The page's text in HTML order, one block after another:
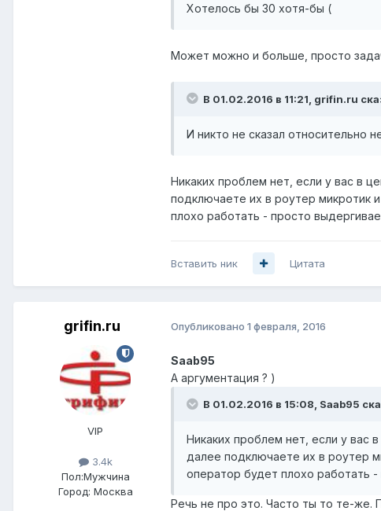
Хотелось бы 30 хотя-бы (
Может можно и больше, просто
В 01.02.2016 в 11:21, grifin.ru
И никто не сказал относительно
Никаких проблем нет, если у вас в
подключаете их в роутер микротик
плохо работать - просто
Вставить ник Цитата
grifin.ru
VIP
3.4k
Пол:Мужчина
Город: Москва
Опубликовано 1 февраля, 2016
Saab95
А аргументация ? )
В 01.02.2016 в 15:08, Saab95
Никаких проблем нет, если у вас
далее подключаете их в роутер
оператор будет плохо работать
Речь не про это. Часто ты то те-же.